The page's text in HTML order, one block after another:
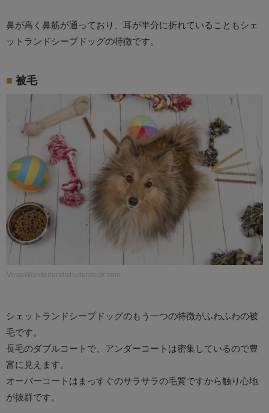
鼻が高く鼻筋が通っており、耳が半分に折れていることもシェ
ットランドシープドッグの特徴です。
被毛
MirasWonderland/shutterstock.com
シェットランドシープドッグのもう一つの特徴がふわふわの被
毛です。
長毛のダブルコートで、アンダーコートは密集しているので豊
富に見えます。
オーバーコートはまっすぐのサラサラの毛質ですから触り心地
が抜群です。